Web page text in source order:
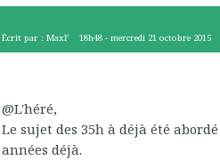
Écrit par : MaxF 18h48 -mercredi 21 octobre 2015
@L'héré,
Le sujet des 35h à déjà été
années déjà.